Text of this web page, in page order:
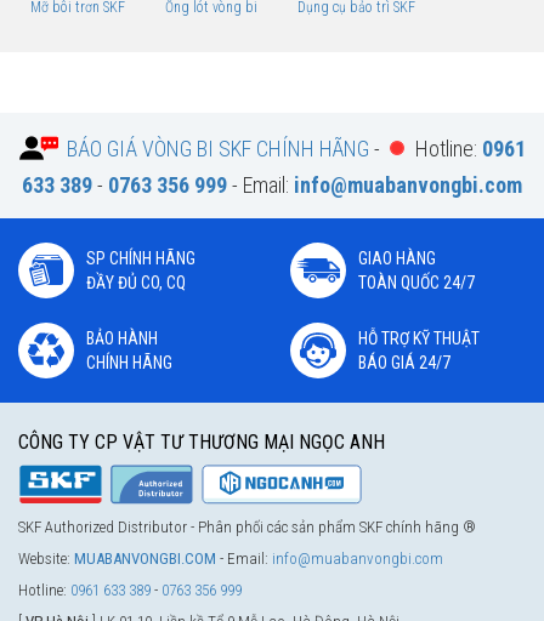
Mỡ bôi trơn SKF Ống lót vòng bi Dụng cụ bảo trì SKF
BÁO GIÁ VÒNG BI SKF CHÍNH HÃNG - Hotline: 0961
633 389- 0763 356 999- Email: info@muabanvongbi.com
SP CHÍNH HÃNG
ĐẦY ĐỦ CO, CQ
GIAO HÀNG
TOÀN QUỐC 24/7
BẢO HÀNH
CHÍNH HÃNG
HỖ TRỢ KỸ THUẬT
BÁO GIÁ 24/7
CÔNG TY CP VẬT TƯ THƯƠNG MẠI NGỌC ANH
SKF Authorized Distributor - Phân phối các sản phẩm SKF chính hãng ®
Website: MUABANVONGBI.COM - Email: info@muabanvongbi.com
Hotline: 0961 633 389 - 0763 356 999